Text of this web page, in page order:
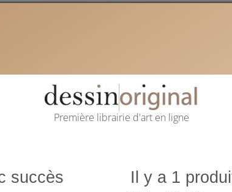
Première librairie d'art en ligne
succès Il y a 1